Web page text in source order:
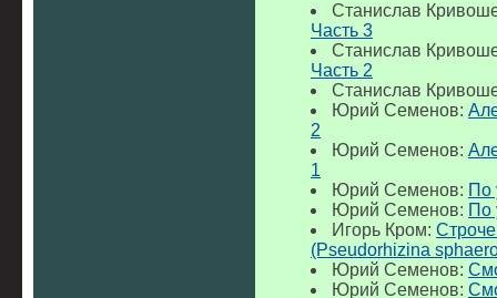
Станислав
Часть 3
Станислав
Часть 2
Станислав
Юрий Семенов:
2
Юрий Семенов:
1
Юрий Семенов: По
Юрий Семенов: По
Игорь Кром:
(Pseudorhizina
Юрий Семенов:
Юрий Семенов: